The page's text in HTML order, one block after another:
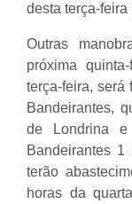
desta terça-feira
Outras
próxima
terça-feira, será
Bandeirantes,
de Londrina
Bandeirantes
terão
horas da